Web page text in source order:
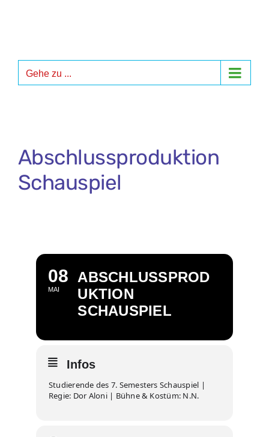
Gehe zu ...
Abschlussproduktion
Schauspiel
08
MAI
ABSCHLUSSPROD
UKTION
SCHAUSPIEL
Infos
Studierende des 7. Semesters Schauspiel |
Regie: Dor Aloni | Bühne & Kostüm: N.N.